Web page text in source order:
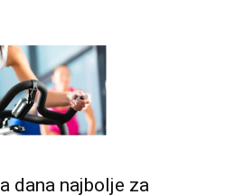
dana najbolje za